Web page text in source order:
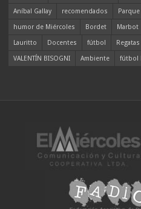
Aníbal Gallay
recomendados
humor de Miércoles
Bordet Marbot
Lauritto
Docentes fútbol Regatas
VALENTÍN BISOGNI
Ambiente fútbol